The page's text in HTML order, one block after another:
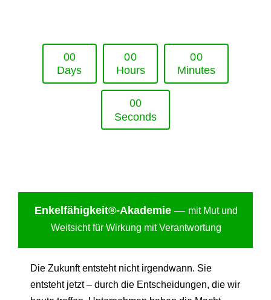
00
Days
00
Hours
00
Minutes
00
Seconds
Enkelfähigkeit®-Akademie — mit Mut und
Weitsicht für Wirkung mit Verantwortung
Die Zukunft entsteht nicht irgendwann. Sie
entsteht jetzt – durch die Entscheidungen, die wir